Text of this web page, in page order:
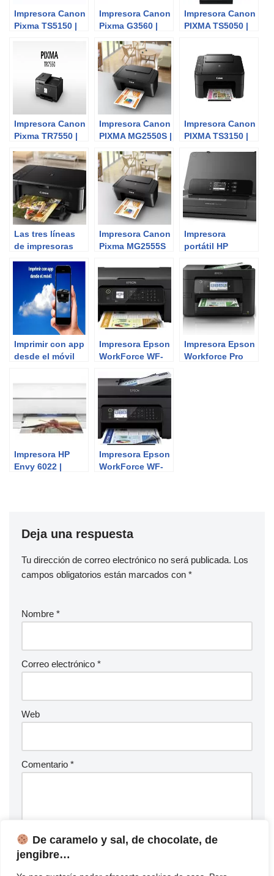
De caramelo y sal, de chocolate, de
jengibre…
Impresora Canon
Pixma TS5150 |
Experto
Impresora Canon
Pixma G3560 |
Experto
Impresora Canon
PIXMA TS5050 |
Impresora Canon
Pixma TR7550 |
Experto
Impresora Canon
PIXMA MG2550S |
Experto
Impresora Canon
PIXMA TS3150 |
Experto
Las tres líneas
de impresoras
Impresora Canon
Pixma MG2555S
Impresora
portátil HP
Review del
Experto
Imprimir con app
desde el móvil
Impresora Epson
WorkForce WF-
Review del
Experto
Impresora Epson
Workforce Pro
Impresora HP
Envy 6022 |
Impresora Epson
WorkForce WF-
Deja una respuesta
Tu dirección de correo electrónico no será publicada. Los
campos obligatorios están marcados con *
Nombre *
Correo electrónico *
Web
Comentario *